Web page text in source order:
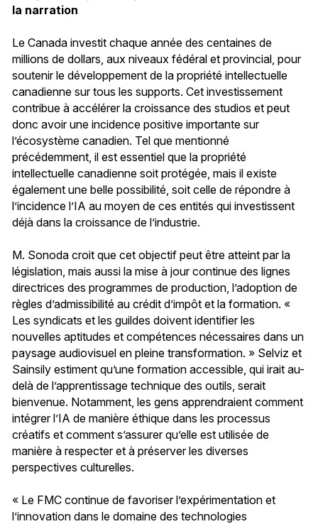
la narration
Le Canada investit chaque année des centaines de
millions de dollars, aux niveaux fédéral et provincial, pour
soutenir le développement de la propriété intellectuelle
canadienne sur tous les supports. Cet investissement
contribue à accélérer la croissance des studios et peut
donc avoir une incidence positive importante sur
l’écosystème canadien. Tel que mentionné
précédemment, il est essentiel que la propriété
intellectuelle canadienne soit protégée, mais il existe
également une belle possibilité, soit celle de répondre à
l’incidence l’IA au moyen de ces entités qui investissent
déjà dans la croissance de l’industrie.
M. Sonoda croit que cet objectif peut être atteint par la
législation, mais aussi la mise à jour continue des lignes
directrices des programmes de production, l’adoption de
règles d’admissibilité au crédit d’impôt et la formation. «
Les syndicats et les guildes doivent identifier les
nouvelles aptitudes et compétences nécessaires dans un
paysage audiovisuel en pleine transformation. » Selviz et
Sainsily estiment qu’une formation accessible, qui irait au-
delà de l’apprentissage technique des outils, serait
bienvenue. Notamment, les gens apprendraient comment
intégrer l’IA de manière éthique dans les processus
créatifs et comment s’assurer qu’elle est utilisée de
manière à respecter et à préserver les diverses
perspectives culturelles.
« Le FMC continue de favoriser l’expérimentation et
l’innovation dans le domaine des technologies